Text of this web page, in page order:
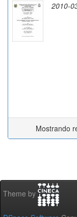
2010-
Mostrando
Theme by